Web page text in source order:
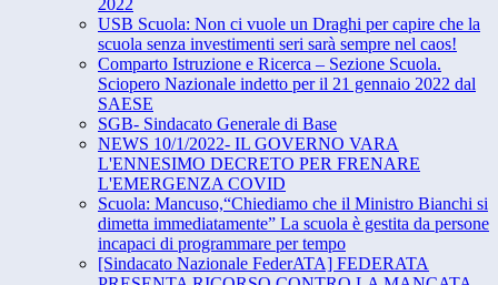
2022
USB Scuola: Non ci vuole un Draghi per capire che la
scuola senza investimenti seri sarà sempre nel caos!
Comparto Istruzione e Ricerca – Sezione Scuola.
Sciopero Nazionale indetto per il 21 gennaio 2022 dal
SAESE
SGB- Sindacato Generale di Base
NEWS 10/1/2022- IL GOVERNO VARA
L'ENNESIMO DECRETO PER FRENARE
L'EMERGENZA COVID
Scuola: Mancuso,“Chiediamo che il Ministro Bianchi si
dimetta immediatamente” La scuola è gestita da persone
incapaci di programmare per tempo
[Sindacato Nazionale FederATA] FEDERATA